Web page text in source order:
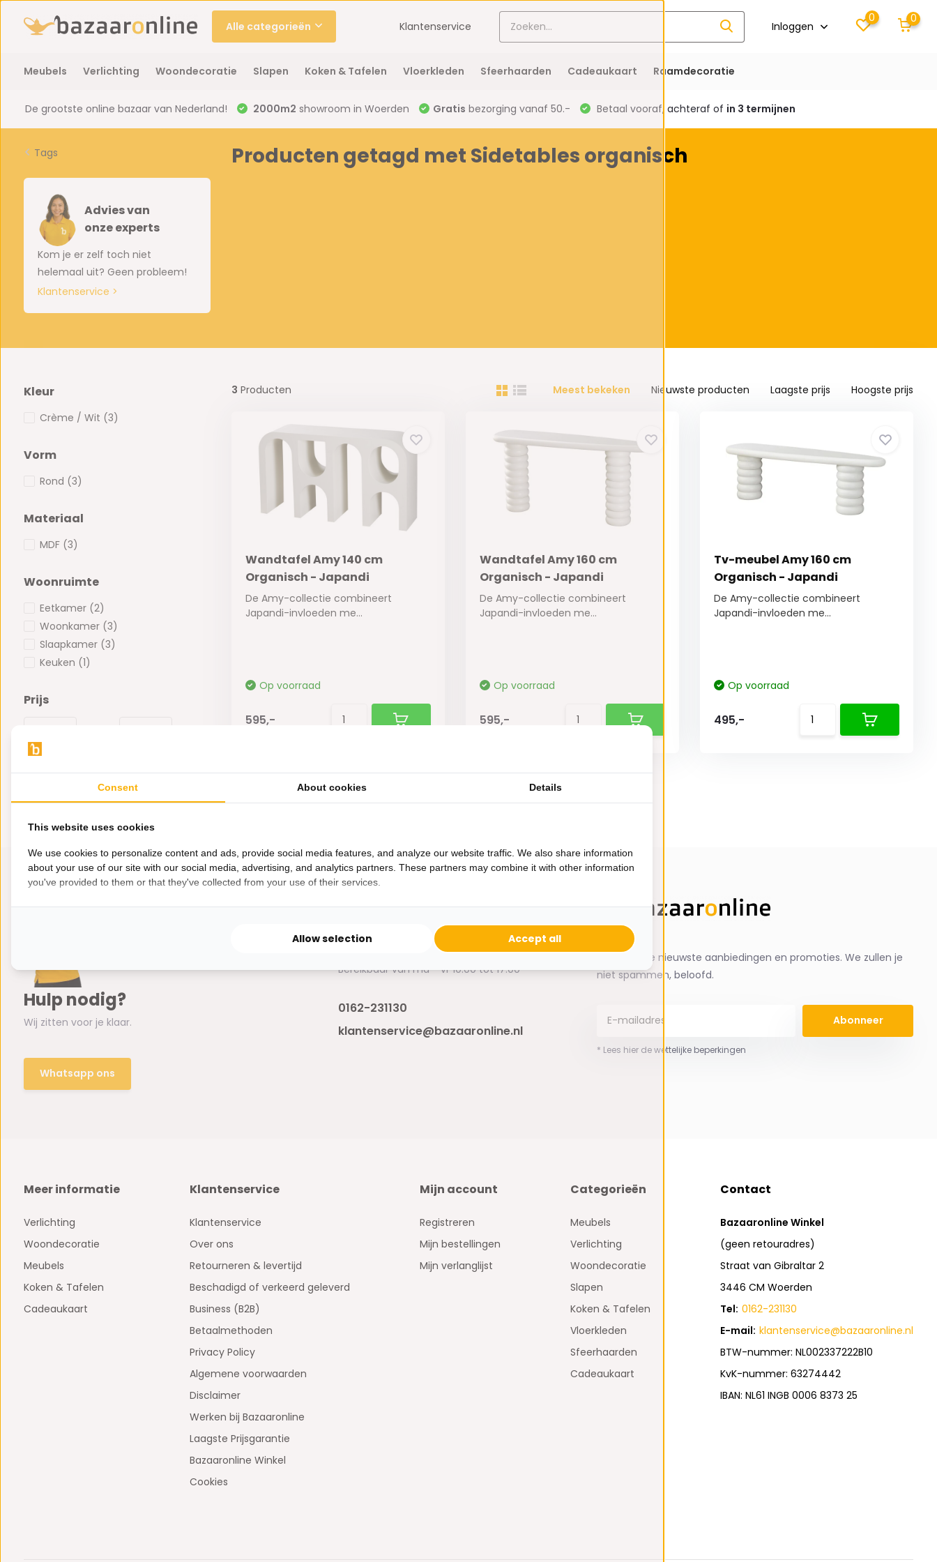
Alle categorieën Klantenservice Inloggen
0 0
Meubels Verlichting Woondecoratie Slapen Koken & Tafelen Vloerkleden Sfeerhaarden Cadeaukaart Raamdecoratie
De grootste online bazaar van Nederland! 2000m2 showroom in Woerden Gratis bezorging vanaf 50.- Betaal vooraf, achteraf of in 3 termijnen
Tags
Advies van
onze experts
Kom je er zelf toch niet
helemaal uit? Geen probleem!
Klantenservice >
Producten getagd met Sidetables organisch
Kleur
Crème / Wit (3)
Vorm
Rond (3)
Materiaal
MDF (3)
Woonruimte
Eetkamer (2)
Woonkamer (3)
Slaapkamer (3)
Keuken (1)
Prijs
3 Producten Meest bekeken Nieuwste producten Laagste prijs Hoogste prijs
Wandtafel Amy 140 cm
Organisch - Japandi
De Amy-collectie combineert
Japandi-invloeden me...
Op voorraad
595,-
Wandtafel Amy 160 cm
Organisch - Japandi
De Amy-collectie combineert
Japandi-invloeden me...
Op voorraad
595,-
Tv-meubel Amy 160 cm
Organisch - Japandi
De Amy-collectie combineert
Japandi-invloeden me...
Op voorraad
495,-
Hulp nodig?
Wij zitten voor je klaar.
Whatsapp ons
Heb je een vraag?
Binnen 24 uur antwoord op je vraag!
Bereikbaar van ma - vr 10:00 tot 17:00
0162-231130
klantenservice@bazaaronline.nl
Ontvang de nieuwste aanbiedingen en promoties. We zullen je
niet spammen, beloofd.
Abonneer
* Lees hier de wettelijke beperkingen
Meer informatie
Verlichting
Woondecoratie
Meubels
Koken & Tafelen
Cadeaukaart
Klantenservice
Klantenservice
Over ons
Retourneren & levertijd
Beschadigd of verkeerd geleverd
Business (B2B)
Betaalmethoden
Privacy Policy
Algemene voorwaarden
Disclaimer
Werken bij Bazaaronline
Laagste Prijsgarantie
Bazaaronline Winkel
Cookies
Mijn account
Registreren
Mijn bestellingen
Mijn verlanglijst
Categorieën
Meubels
Verlichting
Woondecoratie
Slapen
Koken & Tafelen
Vloerkleden
Sfeerhaarden
Cadeaukaart
Contact
Bazaaronline Winkel
(geen retouradres)
Straat van Gibraltar 2
3446 CM Woerden
Tel: 0162-231130
E-mail: klantenservice@bazaaronline.nl
BTW-nummer: NL002337222B10
KvK-nummer: 63274442
IBAN: NL61 INGB 0006 8373 25
Consent About cookies Details
This website uses cookies
We use cookies to personalize content and ads, provide social media features, and analyze our website traffic. We also share information
about your use of our site with our social media, advertising, and analytics partners. These partners may combine it with other information
you've provided to them or that they've collected from your use of their services.
Allow selection Accept all